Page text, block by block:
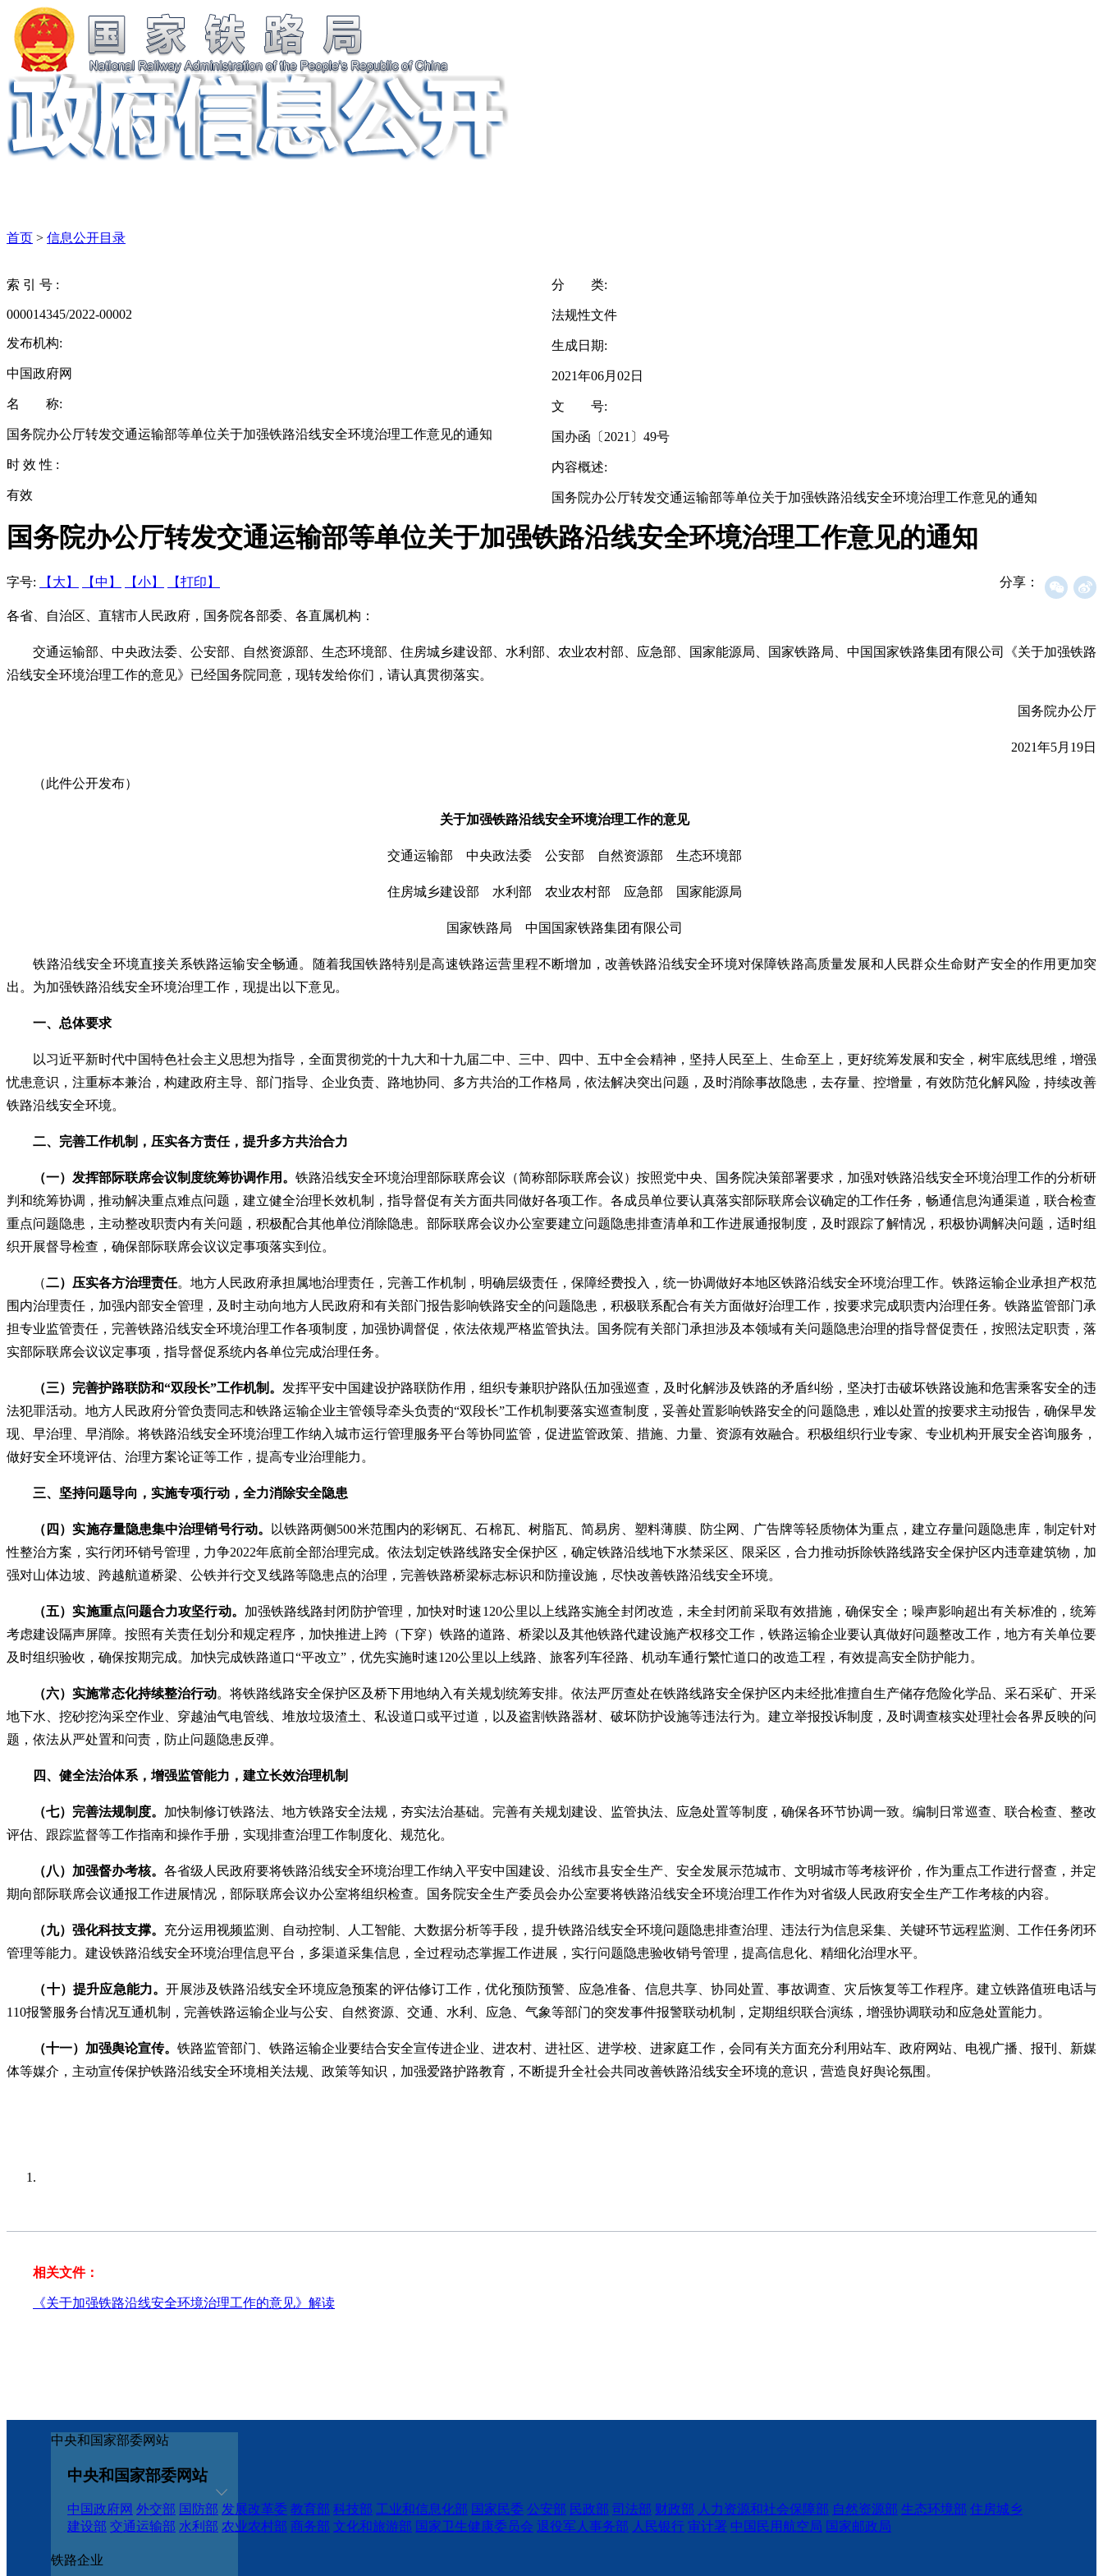
首页 > 信息公开目录
索 引 号 :
000014345/2022-00002
发布机构:
中国政府网
名 称:
国务院办公厅转发交通运输部等单位关于加强铁路沿线安全环境治理工作意见的通知
时 效 性 :
有效
分 类:
法规性文件
生成日期:
2021年06月02日
文 号:
国办函〔2021〕49号
内容概述:
国务院办公厅转发交通运输部等单位关于加强铁路沿线安全环境治理工作意见的通知
国务院办公厅转发交通运输部等单位关于加强铁路沿线安全环境治理工作意见的通知
字号: 【大】 【中】 【小】 【打印】 分享：
各省、自治区、直辖市人民政府，国务院各部委、各直属机构：
交通运输部、中央政法委、公安部、自然资源部、生态环境部、住房城乡建设部、水利部、农业农村部、应急部、国家能源局、国家铁路局、中国国家铁路集团有限公司《关于加强铁路
沿线安全环境治理工作的意见》已经国务院同意，现转发给你们，请认真贯彻落实。
国务院办公厅
2021年5月19日
（此件公开发布）
关于加强铁路沿线安全环境治理工作的意见
交通运输部 中央政法委 公安部 自然资源部 生态环境部
住房城乡建设部 水利部 农业农村部 应急部 国家能源局
国家铁路局 中国国家铁路集团有限公司
铁路沿线安全环境直接关系铁路运输安全畅通。随着我国铁路特别是高速铁路运营里程不断增加，改善铁路沿线安全环境对保障铁路高质量发展和人民群众生命财产安全的作用更加突
出。为加强铁路沿线安全环境治理工作，现提出以下意见。
一、总体要求
以习近平新时代中国特色社会主义思想为指导，全面贯彻党的十九大和十九届二中、三中、四中、五中全会精神，坚持人民至上、生命至上，更好统筹发展和安全，树牢底线思维，增强
忧患意识，注重标本兼治，构建政府主导、部门指导、企业负责、路地协同、多方共治的工作格局，依法解决突出问题，及时消除事故隐患，去存量、控增量，有效防范化解风险，持续改善
铁路沿线安全环境。
二、完善工作机制，压实各方责任，提升多方共治合力
（一）发挥部际联席会议制度统筹协调作用。 铁路沿线安全环境治理部际联席会议（简称部际联席会议）按照党中央、国务院决策部署要求，加强对铁路沿线安全环境治理工作的分析研
判和统筹协调，推动解决重点难点问题，建立健全治理长效机制，指导督促有关方面共同做好各项工作。各成员单位要认真落实部际联席会议确定的工作任务，畅通信息沟通渠道，联合检查
重点问题隐患，主动整改职责内有关问题，积极配合其他单位消除隐患。部际联席会议办公室要建立问题隐患排查清单和工作进展通报制度，及时跟踪了解情况，积极协调解决问题，适时组
织开展督导检查，确保部际联席会议议定事项落实到位。
（二）压实各方治理责任。地方人民政府承担属地治理责任，完善工作机制，明确层级责任，保障经费投入，统一协调做好本地区铁路沿线安全环境治理工作。铁路运输企业承担产权范
围内治理责任，加强内部安全管理，及时主动向地方人民政府和有关部门报告影响铁路安全的问题隐患，积极联系配合有关方面做好治理工作，按要求完成职责内治理任务。铁路监管部门承
担专业监管责任，完善铁路沿线安全环境治理工作各项制度，加强协调督促，依法依规严格监管执法。国务院有关部门承担涉及本领域有关问题隐患治理的指导督促责任，按照法定职责，落
实部际联席会议议定事项，指导督促系统内各单位完成治理任务。
（三）完善护路联防和“双段长”工作机制。 发挥平安中国建设护路联防作用，组织专兼职护路队伍加强巡查，及时化解涉及铁路的矛盾纠纷，坚决打击破坏铁路设施和危害乘客安全的违
法犯罪活动。地方人民政府分管负责同志和铁路运输企业主管领导牵头负责的“双段长”工作机制要落实巡查制度，妥善处置影响铁路安全的问题隐患，难以处置的按要求主动报告，确保早发
现、早治理、早消除。将铁路沿线安全环境治理工作纳入城市运行管理服务平台等协同监管，促进监管政策、措施、力量、资源有效融合。积极组织行业专家、专业机构开展安全咨询服务，
做好安全环境评估、治理方案论证等工作，提高专业治理能力。
三、坚持问题导向，实施专项行动，全力消除安全隐患
（四）实施存量隐患集中治理销号行动。
以铁路两侧500米范围内的彩钢瓦、石棉瓦、树脂瓦、简易房、塑料薄膜、防尘网、广告牌等轻质物体为重点，建立存量问题隐患库，制定针对
性整治方案，实行闭环销号管理，力争2022年底前全部治理完成。依法划定铁路线路安全保护区，确定铁路沿线地下水禁采区、限采区，合力推动拆除铁路线路安全保护区内违章建筑物，加
强对山体边坡、跨越航道桥梁、公铁并行交叉线路等隐患点的治理，完善铁路桥梁标志标识和防撞设施，尽快改善铁路沿线安全环境。
（五）实施重点问题合力攻坚行动。 加强铁路线路封闭防护管理，加快对时速120公里以上线路实施全封闭改造，未全封闭前采取有效措施，确保安全；噪声影响超出有关标准的，统筹
考虑建设隔声屏障。按照有关责任划分和规定程序，加快推进上跨（下穿）铁路的道路、桥梁以及其他铁路代建设施产权移交工作，铁路运输企业要认真做好问题整改工作，地方有关单位要
及时组织验收，确保按期完成。加快完成铁路道口“平改立”，优先实施时速120公里以上线路、旅客列车径路、机动车通行繁忙道口的改造工程，有效提高安全防护能力。
（六）实施常态化持续整治行动。将铁路线路安全保护区及桥下用地纳入有关规划统筹安排。依法严厉查处在铁路线路安全保护区内未经批准擅自生产储存危险化学品、采石采矿、开采
地下水、挖砂挖沟采空作业、穿越油气电管线、堆放垃圾渣土、私设道口或平过道，以及盗割铁路器材、破坏防护设施等违法行为。建立举报投诉制度，及时调查核实处理社会各界反映的问
题，依法从严处置和问责，防止问题隐患反弹。
四、健全法治体系，增强监管能力，建立长效治理机制
（七）完善法规制度。 加快制修订铁路法、地方铁路安全法规，夯实法治基础。完善有关规划建设、监管执法、应急处置等制度，确保各环节协调一致。编制日常巡查、联合检查、整改
评估、跟踪监督等工作指南和操作手册，实现排查治理工作制度化、规范化。
（八）加强督办考核。 各省级人民政府要将铁路沿线安全环境治理工作纳入平安中国建设、沿线市县安全生产、安全发展示范城市、文明城市等考核评价，作为重点工作进行督查，并定
期向部际联席会议通报工作进展情况，部际联席会议办公室将组织检查。国务院安全生产委员会办公室要将铁路沿线安全环境治理工作作为对省级人民政府安全生产工作考核的内容。
（九）强化科技支撑。 充分运用视频监测、自动控制、人工智能、大数据分析等手段，提升铁路沿线安全环境问题隐患排查治理、违法行为信息采集、关键环节远程监测、工作任务闭环
管理等能力。建设铁路沿线安全环境治理信息平台，多渠道采集信息，全过程动态掌握工作进展，实行问题隐患验收销号管理，提高信息化、精细化治理水平。
（十）提升应急能力。开展涉及铁路沿线安全环境应急预案的评估修订工作，优化预防预警、应急准备、信息共享、协同处置、事故调查、灾后恢复等工作程序。建立铁路值班电话与
110报警服务台情况互通机制，完善铁路运输企业与公安、自然资源、交通、水利、应急、气象等部门的突发事件报警联动机制，定期组织联合演练，增强协调联动和应急处置能力。
（十一）加强舆论宣传。 铁路监管部门、铁路运输企业要结合安全宣传进企业、进农村、进社区、进学校、进家庭工作，会同有关方面充分利用站车、政府网站、电视广播、报刊、新媒
体等媒介，主动宣传保护铁路沿线安全环境相关法规、政策等知识，加强爱路护路教育，不断提升全社会共同改善铁路沿线安全环境的意识，营造良好舆论氛围。
相关文件：
《关于加强铁路沿线安全环境治理工作的意见》解读
中央和国家部委网站
中央和国家部委网站
中国政府网 外交部 国防部 发展改革委 教育部 科技部 工业和信息化部 国家民委 公安部 民政部 司法部 财政部 人力资源和社会保障部 自然资源部 生态环境部 住房城乡
建设部 交通运输部 水利部 农业农村部 商务部 文化和旅游部 国家卫生健康委员会 退役军人事务部 人民银行 审计署 中国民用航空局 国家邮政局
铁路企业